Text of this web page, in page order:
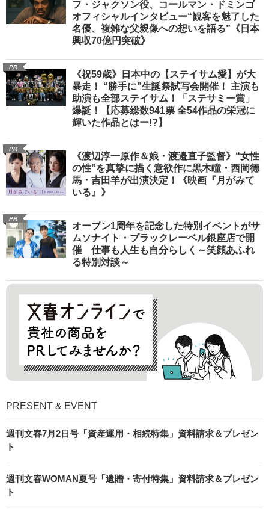
フ・ジャクソン役、コールマン・ドミンゴ
オフィシャルインタビュー“観客を魅了した
名優、複雑な父親像への想いを語る”《日本
興収70億円突破》
PR
《祝59歳》日本中の【ステイサム愛】が大
暴走！ “勝手に”生誕祭試写会開催！ 主演も
助演も全部ステイサム！「ステサミー賞」
爆誕！【応募総数941票 全54作品の栄冠に
輝いた作品とはー!?】
PR
《渡辺淳一原作＆娘・渡邉直子監督》“女性
の性”を真摯に描く意欲作に黒木瞳・西岡德
馬・吉田羊が出演決定！《映画『月がみて
いる』》
PR
オープン1周年を記念した特別イベントがサ
ムソナイト・ブラックレーベル銀座店で開
催 仕事も人生も自分らしく～笑顔あふれ
る特別対談～
PRESENT & EVENT
週刊文春7月2日号「資産運用・相続特集」資料請求＆プレゼン
ト
週刊文春WOMAN夏号「遺贈・寄付特集」資料請求＆プレゼン
ト